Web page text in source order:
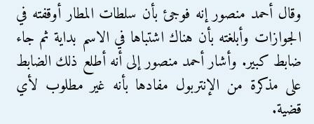
وقال أحمد منصور إنه فوجئ بأن سلطات المطار أوقفته في
الجوازات وأبلغته بأن هناك اشتباها في الاسم بداية ثم جاء
ضابط كبير. وأشار أحمد منصور إلى أنه أطلع ذلك الضابط
على مذكرة من الإنتربول مفادها بأنه غير مطلوب لأي
قضية.